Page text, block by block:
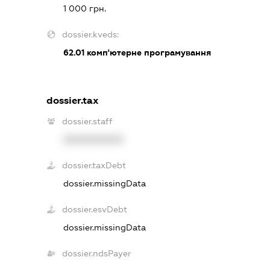
1 000 грн.
dossier.kveds:
62.01 комп'ютерне програмування
dossier.tax
dossier.staff
dossier.taxDebt
dossier.missingData
dossier.esvDebt
dossier.missingData
dossier.ndsPayer